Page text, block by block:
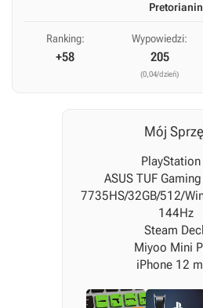
Pretorianin
Ranking:
+58
Wypowiedzi:
205
(0,04/dzień)
Mój
PlayStation
ASUS TUF
7735HS/32GB/512/
144Hz
Steam
Miyoo Mini
iPhone 12